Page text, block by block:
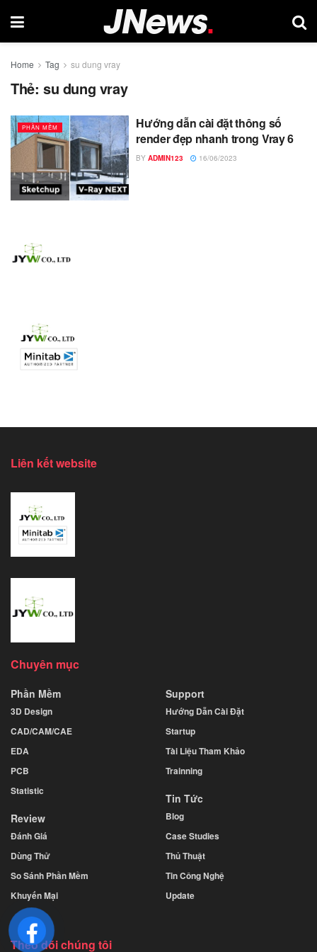
Home Tag su dung vray
Thẻ: su dung vray
PHẦN MỀM
Hướng dẫn cài đặt thông số
render đẹp nhanh trong Vray 6
BY ADMIN123 16/06/2023
Liên kết website
Chuyên mục
Phần Mềm
3D Design
CAD/CAM/CAE
EDA
PCB
Statistic
Review
Đánh Giá
Dùng Thử
So Sánh Phần Mềm
Khuyến Mại
Support
Hướng Dẫn Cài Đặt
Startup
Tài Liệu Tham Khảo
Trainning
Tin Tức
Blog
Case Studies
Thủ Thuật
Tin Công Nghệ
Update
Theo dõi chúng tôi